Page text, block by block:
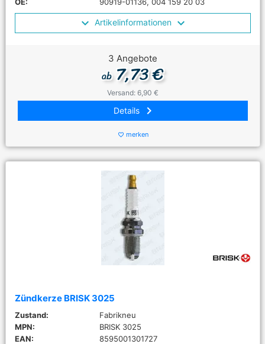
Artikelinformationen
3 Angebote
ab7,73 €
Versand: 6,90 €
Details keyboard_arrow_right
favorite_border merken
Zündkerze BRISK 3025
Zustand:
Fabrikneu
MPN:
BRISK 3025
EAN:
8595001301727